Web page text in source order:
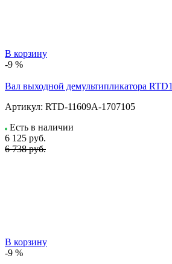
В корзину
-9 %
Вал выходной демультипликатора
Артикул: RTD-11609A-1707105
Есть в наличии
6 125 руб.
6 738 руб.
В корзину
-9 %